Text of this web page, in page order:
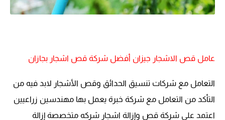
عامل قص الاشجار جيزان أفضل شركة قص اشجار بجازان
التعامل مع شركات تنسيق الحدائق وقص الأشجار لابد فيه من
التأكد من التعامل مع شركة خبرة يعمل بها مهندسين زراعيين
اعتمد على شركة قص وإزالة اشجار شركه متخصصة إزالة